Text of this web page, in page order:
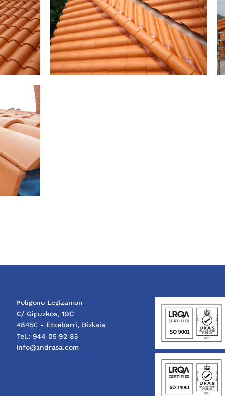
Polígono Legizamon
C/ Gipuzkoa, 19C
48450 - Etxebarri, Bizkaia
Tel.: 944 05 92 86
info@andrasa.com